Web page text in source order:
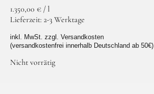
1.350,00 € / l
Lieferzeit: 2-3 Werktage
inkl. MwSt. zzgl. Versandkosten
(versandkostenfrei innerhalb Deutschland ab 50€)
Nicht vorrätig